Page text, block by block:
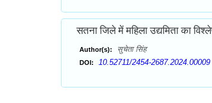
सतना जिले में महिला उद्यमिता का
Author(s): सुचेता सिंह
DOI: 10.52711/2454-2687.2024.00009